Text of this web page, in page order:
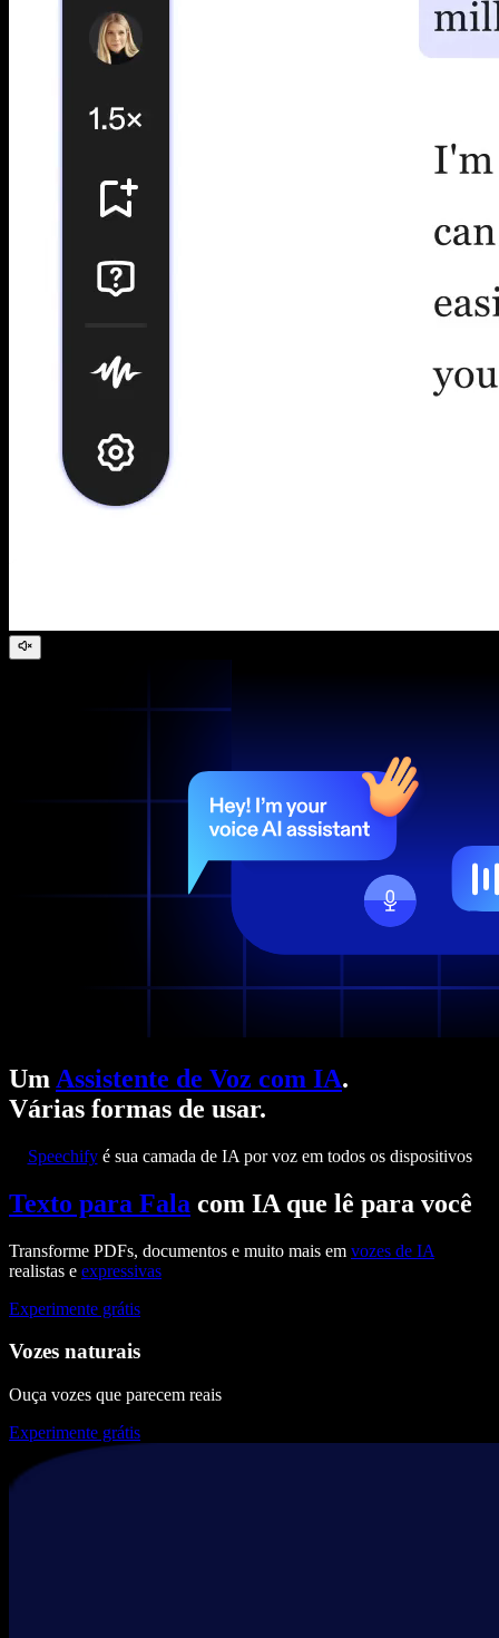
Um Assistente de Voz com IA.
Várias formas de usar.
Speechifyé sua camada de IA por voz em todos os dispositivos
Texto para Fala com IA que lê para você
Transforme PDFs, documentos e muito mais em vozes de IA
realistas e expressivas
Experimente grátis
Vozes naturais
Ouça vozes que parecem reais
Experimente grátis